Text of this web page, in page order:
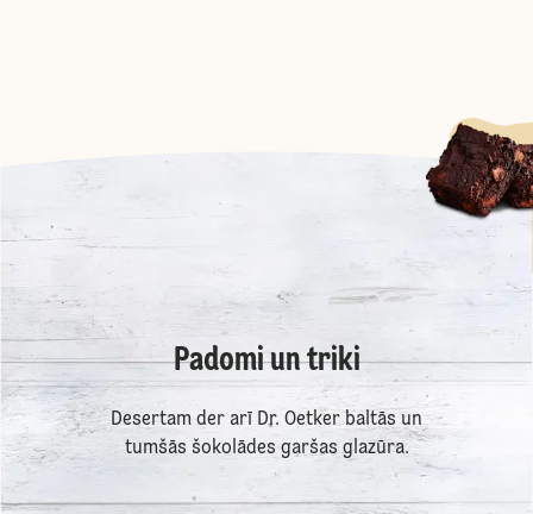
Padomi un triki
Desertam der arī Dr. Oetker baltās un
tumšās šokolādes garšas glazūra.